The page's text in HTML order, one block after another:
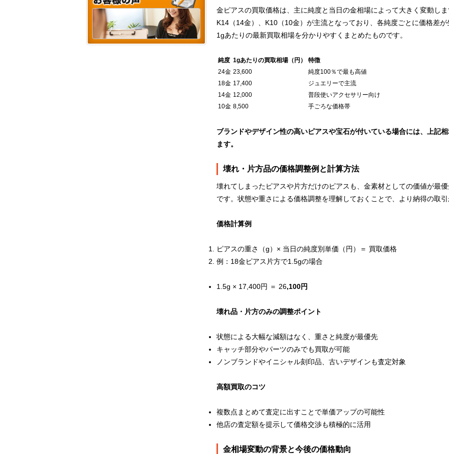
金ピアスの買取価格は、主に純度と当日の金相場によって大きく変動し
K14（14金）、K10（10金）が主流となっており、各純度ごとに価格差
1gあたりの最新買取相場を分かりやすくまとめたものです。
純度 1gあたりの買取相場（円）
特徴
24金 23,600
純度100％で最も高値
18金 17,400
ジュエリーで主流
14金 12,000
普段使いアクセサリー向け
10金 8,500 手ごろな価格帯
ブランドやデザイン性の高いピアスや宝石が付いている場合には、上記
ます。
壊れ・片方品の価格調整例と計算方法
壊れてしまったピアスや片方だけのピアスも、金素材としての価値が最
です。状態や重さによる価格調整を理解しておくことで、より納得の取引
価格計算例
ピアスの重さ（g）× 当日の純度別単価（円）＝ 買取価格
例：18金ピアス片方で1.5gの場合
1.5g × 17,400円 ＝ 26,100円
壊れ品・片方のみの調整ポイント
状態による大幅な減額はなく、重さと純度が最優先
キャッチ部分やパーツのみでも買取が可能
ノンブランドやイニシャル刻印品、古いデザインも査定対象
高額買取のコツ
複数点まとめて査定に出すことで単価アップの可能性
他店の査定額を提示して価格交渉も積極的に活用
金相場変動の背景と今後の価格動向